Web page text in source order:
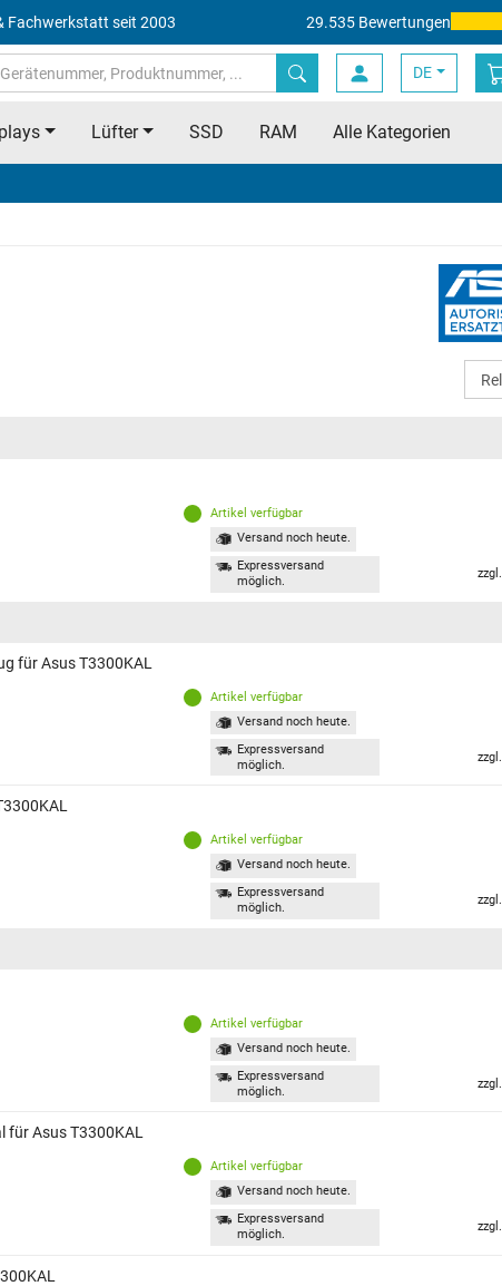
Fachwerkstatt seit 2003 29.535 Bewertungen
DE
Lüfter SSD RAM Alle Kategorien
Artikel verfügbar
Versand noch heute.
Expressversand
möglich.
zzgl.
für Asus T3300KAL
Artikel verfügbar
Versand noch heute.
Expressversand
möglich.
zzgl.
Artikel verfügbar
Versand noch heute.
Expressversand
möglich.
zzgl.
Artikel verfügbar
Versand noch heute.
Expressversand
möglich.
zzgl.
für Asus T3300KAL
Artikel verfügbar
Versand noch heute.
Expressversand
möglich.
zzgl.